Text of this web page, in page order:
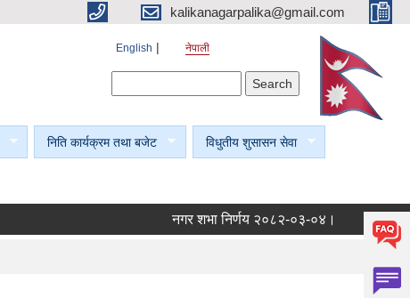
kalikanagarpalika@gmail.com
English नेपाली
निति कार्यक्रम तथा बजेट विधुतीय शुसासन सेवा
नगर शभा निर्णय २०८२-०३-०४। नगर शभा